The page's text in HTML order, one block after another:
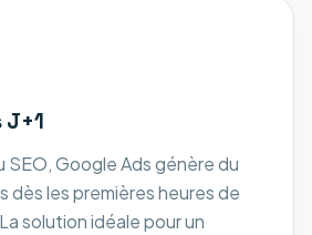
J+1
SEO, Google Ads génère du
dès les premières heures de
solution idéale pour un